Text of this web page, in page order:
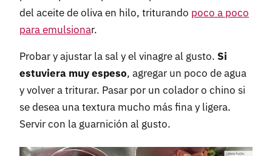
del aceite de oliva en hilo, triturando poco a poco
para emulsionar.
Probar y ajustar la sal y el vinagre al gusto. Si
estuviera muy espeso, agregar un poco de agua
y volver a triturar. Pasar por un colador o chino si
se desea una textura mucho más fina y ligera.
Servir con la guarnición al gusto.